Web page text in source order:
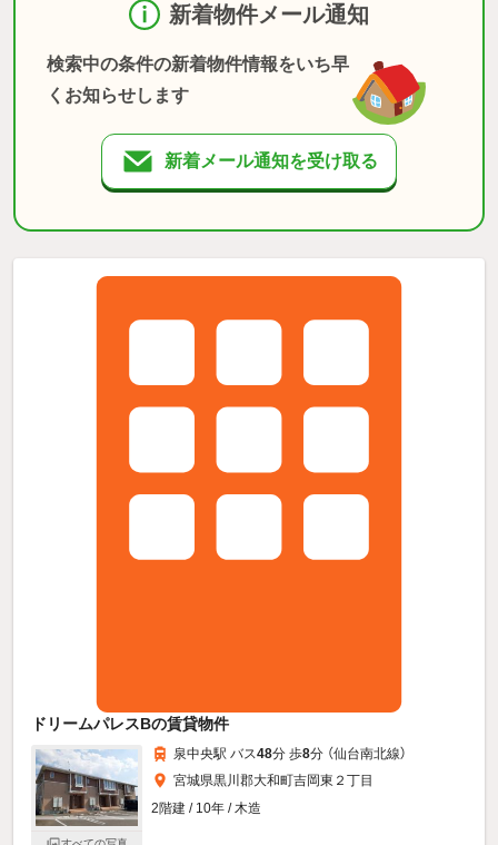
新着物件メール通知
検索中の条件の新着物件情報をいち早
くお知らせします
新着メール通知を受け取る
ドリームパレスBの賃貸物件
泉中央駅 バス48分 歩8分 （仙台南北線）
宮城県黒川郡大和町吉岡東２丁目
2階建 / 10年 / 木造